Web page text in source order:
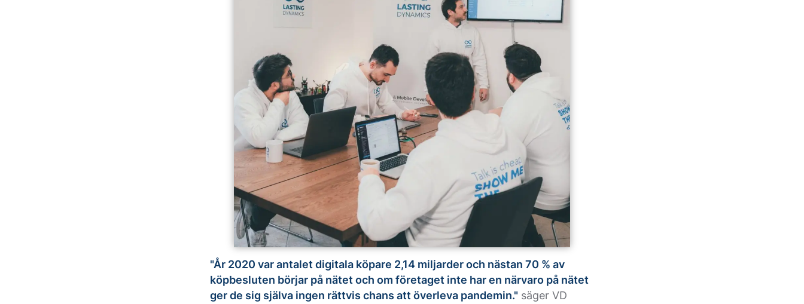
"År 2020 var antalet digitala köpare 2,14 miljarder och nästan 70 % av
köpbesluten börjar på nätet och om företaget inte har en närvaro på nätet
ger de sig själva ingen rättvis chans att överleva pandemin." säger VD